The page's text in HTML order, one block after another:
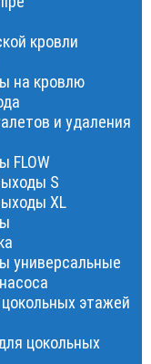
кровли
на кровлю
и удаления
FLOW
S
XL
универсальные
этажей
цокольных